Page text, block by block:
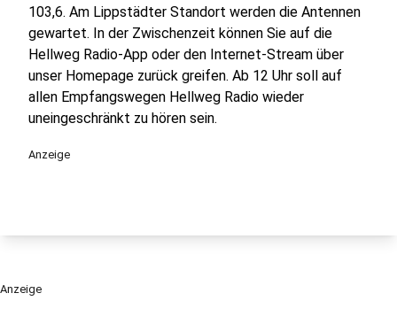
103,6. Am Lippstädter Standort werden die Antennen
gewartet. In der Zwischenzeit können Sie auf die
Hellweg Radio-App oder den Internet-Stream über
unser Homepage zurück greifen. Ab 12 Uhr soll auf
allen Empfangswegen Hellweg Radio wieder
uneingeschränkt zu hören sein.
Anzeige
Anzeige